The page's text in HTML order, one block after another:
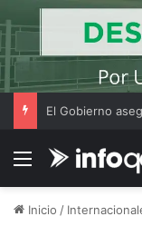
Menú
Inicio /